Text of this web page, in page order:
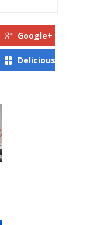
Google+
Delicious